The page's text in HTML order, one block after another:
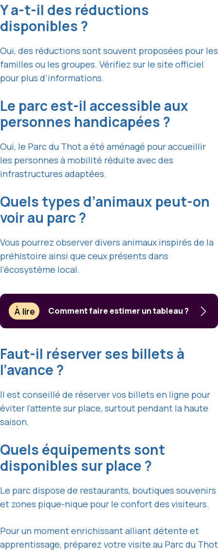
Y a-t-il des réductions
disponibles ?
Oui, des réductions sont souvent proposées pour les
familles ou les groupes. Vérifiez sur le site officiel
pour plus d’informations.
Le parc est-il accessible aux
personnes handicapées ?
Oui, le Parc du Thot a été aménagé pour accueillir
les personnes à mobilité réduite avec des
infrastructures adaptées.
Quels types d’animaux peut-on
voir au parc ?
Vous pourrez observer divers animaux inspirés de la
préhistoire ainsi que ceux présents dans
l’écosystème local.
À lire Comment faire estimer un tableau ?
Faut-il réserver ses billets à
l’avance ?
Il est conseillé de réserver vos billets en ligne pour
éviter l’attente sur place, surtout pendant la haute
saison.
Quels équipements sont
disponibles sur place ?
Le parc dispose de restaurants, boutiques souvenirs
et zones pique-nique pour le confort des visiteurs.
Pour un moment enrichissant alliant détente et
apprentissage, préparez votre visite au Parc du Thot